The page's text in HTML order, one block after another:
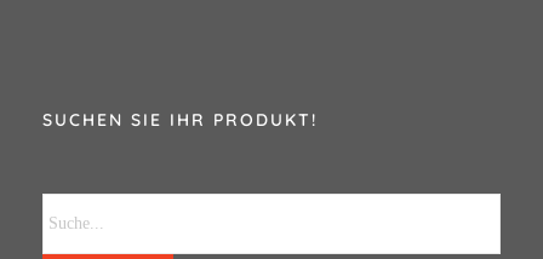
SUCHEN SIE IHR PRODUKT!